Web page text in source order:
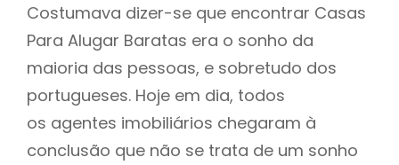
Costumava dizer-se que encontrar Casas
Para Alugar Baratas era o sonho da
maioria das pessoas, e sobretudo dos
portugueses. Hoje em dia, todos
os agentes imobiliários chegaram à
conclusão que não se trata de um sonho